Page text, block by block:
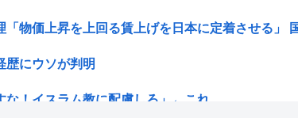
「物価上昇を上回る賃上げを日本に定着させる」
歴にウソが判明
な！イスラム教に配慮しろ」←これ